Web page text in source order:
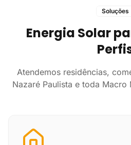
Soluções
Energia Solar
Atendemos residências,
Nazaré Paulista e toda Macro